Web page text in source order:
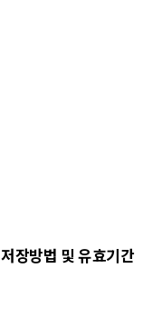
저장방법 및 유효기간